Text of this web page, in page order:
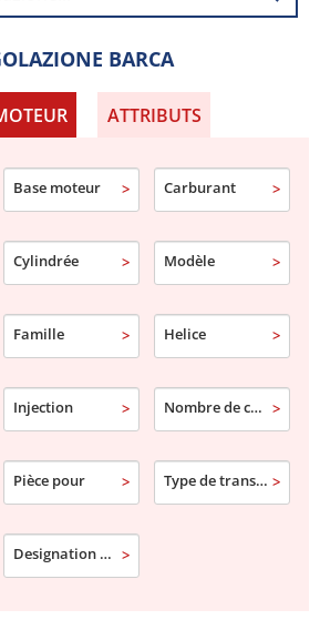
DAM Marine
marinidi alta precisione per
delle imbarcazioni.
BARCA
Base moteur Carburant
Cylindrée Modèle
Famille Helice
Injection Nombre de cylindre
Pièce pour Type de transmission
Designation commerciale
ATTRIBUTS